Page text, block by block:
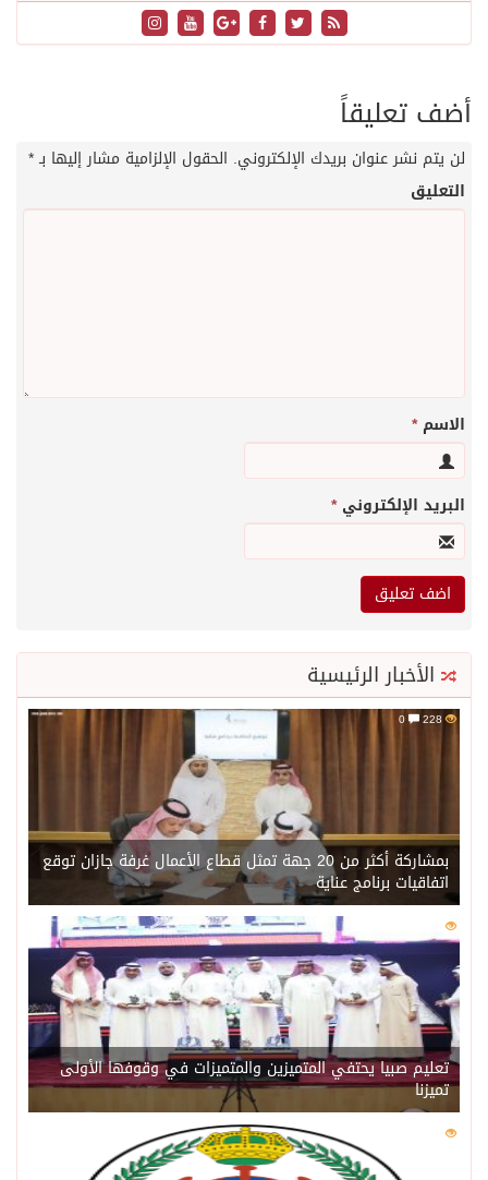
أضف تعليقاً
لن يتم نشر عنوان بريدك الإلكتروني. الحقول الإلزامية مشار إليها بـ*
التعليق
الاسم*
البريد الإلكتروني*
الأخبار الرئيسية
228
بمشاركة أكثر من 20 جهة تمثل قطاع الأعمال غرفة جازان توقع
اتفاقيات برنامج عناية
201
تعليم صبيا يحتفي المتميزين والمتميزات في وقوفها الأولى
تميزنا
201